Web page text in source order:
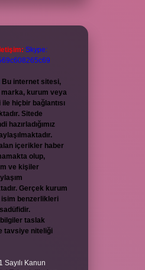
Skype:
Bu internet sitesi,
kurum veya
hiçbir bağlantısı
Sitede
hazırladığımız
içerikler haber
olup,
ve kişiler
Gerçek kurum
benzerlikleri
taslak
tavsiye niteliği
Sayılı Kanun